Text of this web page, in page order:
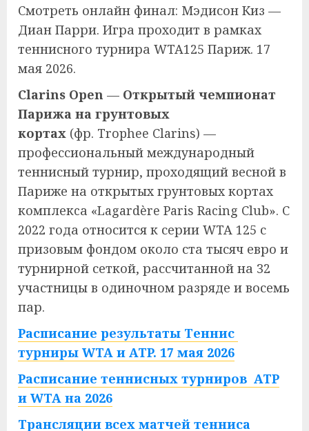
Смотреть онлайн финал: Мэдисон Киз —
Диан Парри. Игра проходит в рамках
теннисного турнира WTA125 Париж. 17
мая 2026.
Clarins Open — Открытый чемпионат
Парижа на грунтовых
кортах (фр. Trophee Clarins) —
профессиональный международный
теннисный турнир, проходящий весной в
Париже на открытых грунтовых кортах
комплекcа «Lagardère Paris Racing Club». С
2022 года относится к серии WTA 125 с
призовым фондом около ста тысяч евро и
турнирной сеткой, рассчитанной на 32
участницы в одиночном разряде и восемь
пар.
Расписание результаты Теннис
турниры WTA и ATP. 17 мая 2026
Расписание теннисных турниров ATP
и WTA на 2026
Трансляции всех матчей тенниса